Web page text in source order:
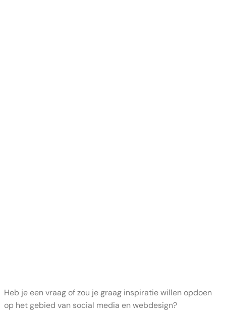
Heb je een vraag of zou je graag inspiratie willen opdoen
op het gebied van social media en webdesign?